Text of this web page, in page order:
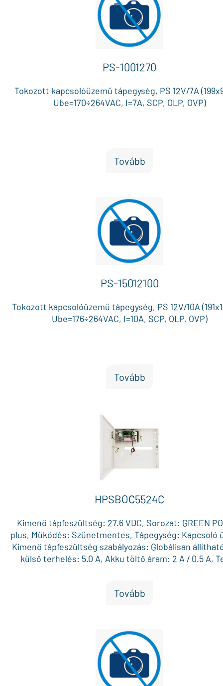
Szabotázs kapcsoló a dobozon: Igen, Egyéb
LB4 modullal 4 x 0.5A független AUX kimenet /
modullal 8 x 0.5A független AUX kimenet,
hőmérséklet: -5 °C és +75 °C között
PS-1001270
Tokozott kapcsolóüzemű tápegység, PS 12V/7A
Ube=170÷264VAC, I=7A, SCP, OLP, OVP)
Tovább
PS-15012100
Tokozott kapcsolóüzemű tápegység, PS 12V/10A
Ube=176÷264VAC, I=10A, SCP, OLP, OVP)
Tovább
HPSBOC5524C
Kimenő tápfeszültség: 27.6 VDC, Sorozat: GREEN
plus, Működés: Szünetmentes, Tápegység: Kapcsoló
Kimenő tápfeszültség szabályozás: Globálisan
külső terhelés: 5.0 A, Akku töltő áram: 2 A / 0.5 A,
AUX kimenet: 1, AUX biztosíték: Polimer, Doboz
Igen, Tápegység hiba kimenet: Igen, Szabotázs
dobozon: Igen, Működési hőmérséklet: -10 °C és +40
Tovább